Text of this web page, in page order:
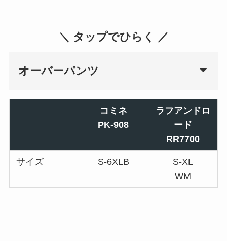
＼ タップでひらく ／
オーバーパンツ
コミネ
PK-908
ラフアンドロ
ード
RR7700
サイズ S-6XLB
S-XL
WM